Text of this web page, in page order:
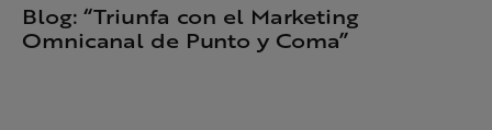
Blog: “Triunfa con el Marketing
Omnicanal de Punto y Coma”